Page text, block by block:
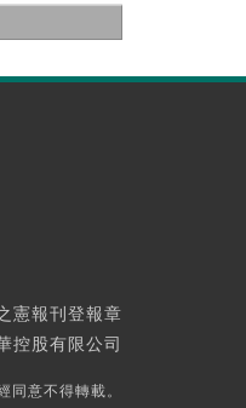
憲報刊登報章
股有限公司
同意不得轉載。